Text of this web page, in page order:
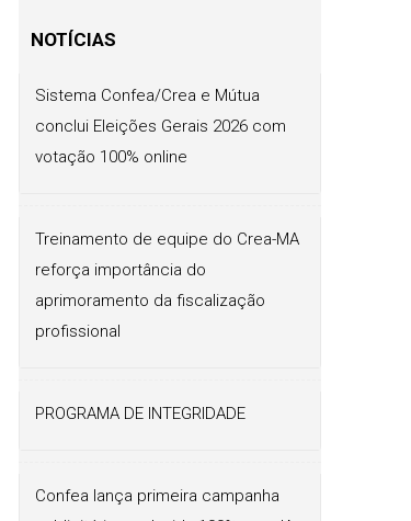
NOTÍCIAS
Sistema Confea/Crea e Mútua
conclui Eleições Gerais 2026 com
votação 100% online
Treinamento de equipe do Crea-MA
reforça importância do
aprimoramento da fiscalização
profissional
PROGRAMA DE INTEGRIDADE
Confea lança primeira campanha